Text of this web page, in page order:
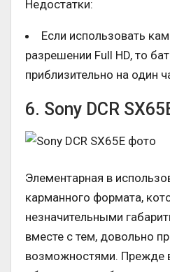
Недостатки:
Если использовать
разрешении Full HD, то
приблизительно на один
6. Sony DCR
Элементарная в
карманного формата,
незначительными
вместе с тем, довольно
возможностями. Прежде